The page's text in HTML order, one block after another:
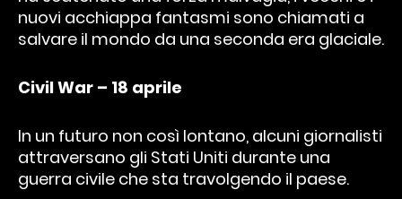
nuovi acchiappa fantasmi sono chiamati a
salvare il mondo da una seconda era glaciale.
Civil War – 18 aprile
In un futuro non così lontano, alcuni giornalisti
attraversano gli Stati Uniti durante una
guerra civile che sta travolgendo il paese.